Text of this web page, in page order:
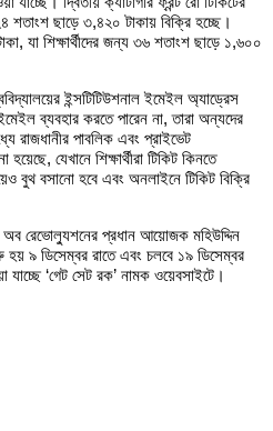
শতাংশ ছাড়ে ৩,৪২০ টাকায় বিক্রি হচ্ছে।
যা শিক্ষার্থীদের জন্য ৩৬ শতাংশ ছাড়ে ১,৬০০
ইন্সটিটিউশনাল ইমেইল অ্যাড্রেস
ব্যবহার করতে পারেন না, তারা অন্যদের
রাজধানীর পাবলিক এবং প্রাইভেট
যেখানে শিক্ষার্থীরা টিকিট কিনতে
বুথ বসানো হবে এবং অনলাইনে টিকিট বিক্রি
রেভোল্যুশনের প্রধান আয়োজক মহিউদ্দিন
হয় ৯ ডিসেম্বর রাতে এবং চলবে ১৯ ডিসেম্বর
যাচ্ছে ‘গেট সেট রক’ নামক ওয়েবসাইটে।